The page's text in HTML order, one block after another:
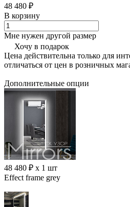
48 480 ₽
В корзину
Мне нужен другой размер
Хочу в подарок
Цена действительна только для
отличаться от цен в розничных
Дополнительные опции
48 480 ₽ x 1 шт
Effect frame grey